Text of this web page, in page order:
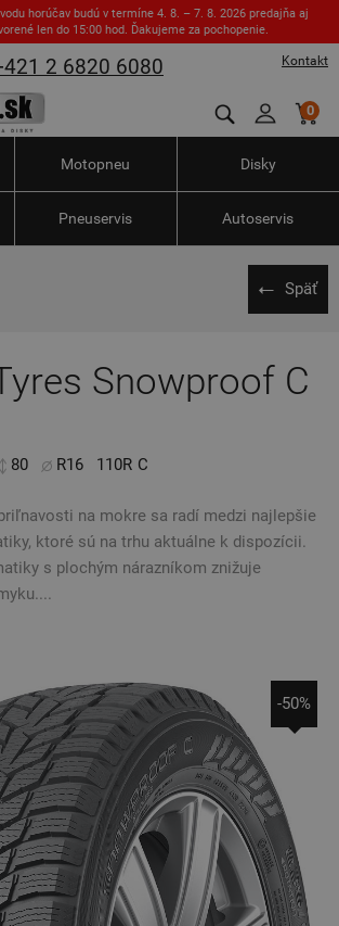
horúčav budú v termíne 4. 8. – 7. 8. 2026 predajňa aj
len do 15:00 hod. Ďakujeme za pochopenie.
Kontakt
2 6820 6080
0
Motopneu Disky
Pneuservis Autoservis
Späť
Snowproof C
80 R16 110R C
na mokre sa radí medzi najlepšie
ktoré sú na trhu aktuálne k dispozícii.
s plochým nárazníkom znižuje
-50%